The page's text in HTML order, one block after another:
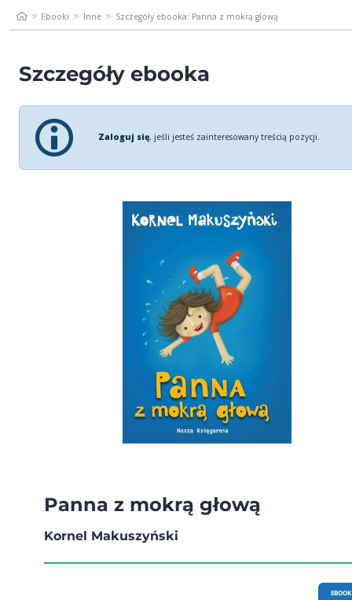
Ebooki Inne Szczegóły ebooka: Panna z mokrą głową
Szczegóły ebooka
Zaloguj się, jeśli jesteś zainteresowany treścią pozycji.
Panna z mokrą głową
Kornel Makuszyński
EBOOK